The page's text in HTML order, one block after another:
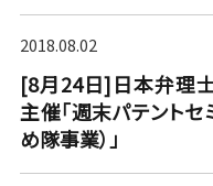
[8月24日]日本弁理
主催「週末パテント
め隊事業）」
2018.08.02
more